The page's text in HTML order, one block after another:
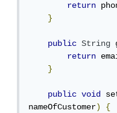
return
}
public String
return
}
public void
nameOfCustomer)
{